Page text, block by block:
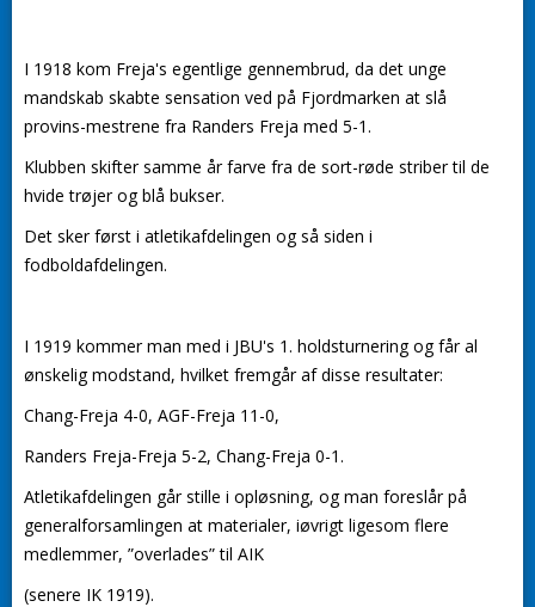
I 1918 kom Freja's egentlige gennembrud, da det unge
mandskab skabte sensation ved på Fjordmarken at slå
provins-mestrene fra Randers Freja med 5-1.
Klubben skifter samme år farve fra de sort-røde striber til de
hvide trøjer og blå bukser.
Det sker først i atletikafdelingen og så siden i
fodboldafdelingen.
I 1919 kommer man med i JBU's 1. holdsturnering og får al
ønskelig modstand, hvilket fremgår af disse resultater:
Chang-Freja 4-0, AGF-Freja 11-0,
Randers Freja-Freja 5-2, Chang-Freja 0-1.
Atletikafdelingen går stille i opløsning, og man foreslår på
generalforsamlingen at materialer, iøvrigt ligesom flere
medlemmer, ”overlades” til AIK
(senere IK 1919).